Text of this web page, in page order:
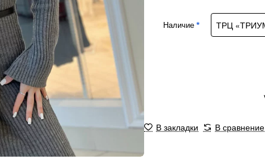
Наличие
В закладки В сравнение